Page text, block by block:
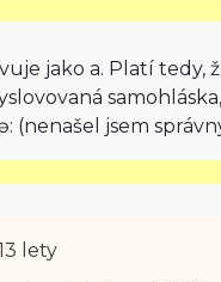
jako a. Platí tedy,
(nenašel jsem
lety